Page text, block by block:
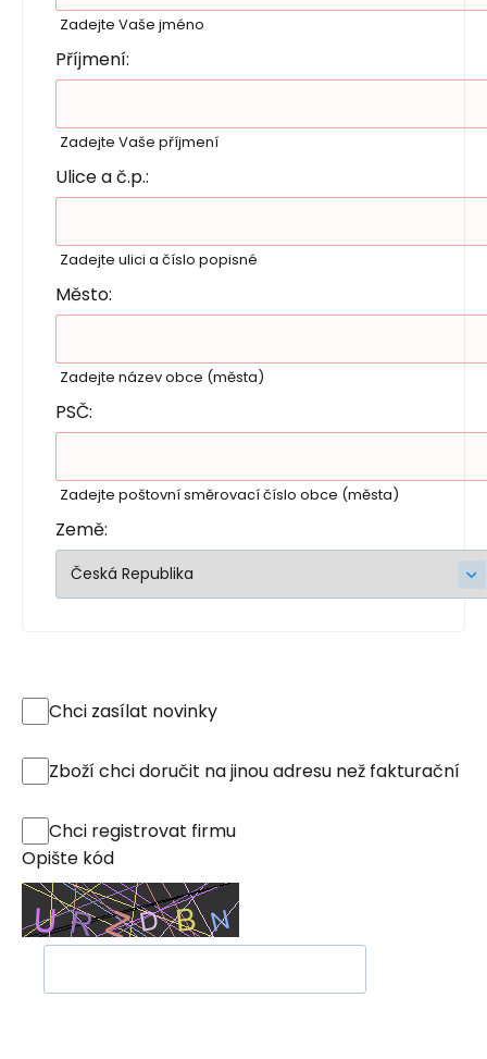
Zadejte Vaše jméno
Příjmení:
Zadejte Vaše příjmení
Ulice a č.p.:
Zadejte ulici a číslo popisné
Město:
Zadejte název obce (města)
PSČ:
Zadejte poštovní směrovací číslo obce (města)
Země:
Chci zasílat novinky
Zboží chci doručit na jinou adresu než fakturační
Chci registrovat firmu
Opište kód